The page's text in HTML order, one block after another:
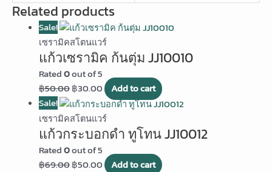
Related products
Sale!
เซรามิคสโตนแวร์
แก้วเซรามิค ก้นตุ่ม JJ10010
Rated0out of 5
฿50.00฿30.00
Add to cart
Sale!
เซรามิคสโตนแวร์
แก้วกระบอกดำ ทูโทน JJ10012
Rated0out of 5
฿69.00฿50.00 Add to cart